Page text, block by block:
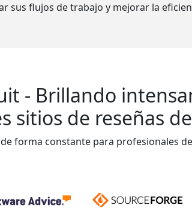
sus flujos de trabajo y mejorar la
- Brillando
sitios de reseñas
de forma constante para profesionales